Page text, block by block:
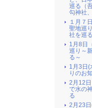
巡る（
勾神社
１月７
聖地巡
社を巡
1月8日
巡り～
る～
1月3日(
りのお
2月12
で水の
る
2月23